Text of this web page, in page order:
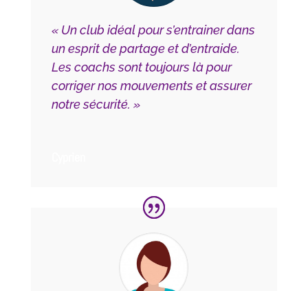
« Un club idéal pour s’entrainer dans
un esprit de partage et d’entraide.
Les coachs sont toujours là pour
corriger nos mouvements et assurer
notre sécurité. »